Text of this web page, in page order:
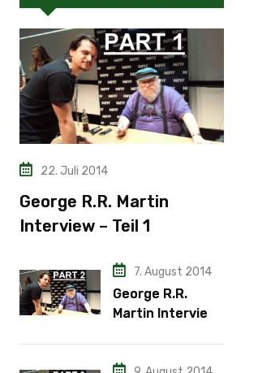
22. Juli 2014
George R.R. Martin
Interview – Teil 1
7. August 2014
George R.R.
Martin Interview